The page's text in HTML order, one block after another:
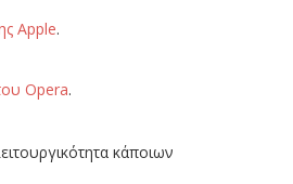
Apple.
Opera.
κάποιων